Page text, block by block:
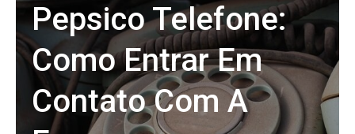
Pepsico Telefone:
Como Entrar Em
Contato Com A